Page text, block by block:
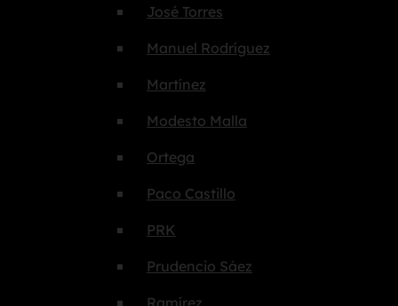
José Torres
Manuel Rodríguez
Martínez
Modesto Malla
Ortega
Paco Castillo
PRK
Prudencio Sáez
Ramírez